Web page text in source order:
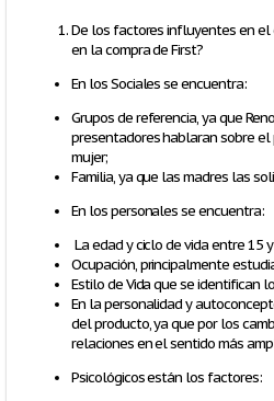
De los factores influyentes en el
en la compra de First?
En los Sociales se encuentra:
Grupos de referencia, ya que
presentadores hablaran sobre el
mujer;
Familia, ya que las madres las
En los personales se encuentra:
La edad y ciclo de vida entre 15
Ocupación, principalmente
Estilo de Vida que se identifican
En la personalidad y
del producto, ya que por los
relaciones en el sentido más
Psicológicos están los factores: